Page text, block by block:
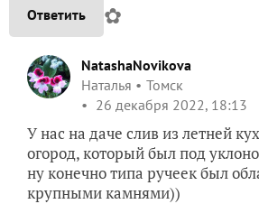
Ответить ✿
NatashaNovikova
Наталья
Томск
26 декабря 2022, 18:13
У нас на даче слив из летней
огород, который был под
ну конечно типа ручеек был
крупными камнями))